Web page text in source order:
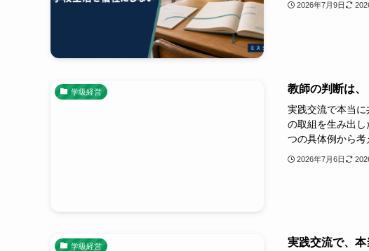
2026年7月9日
学級経営 教師の判断は
実践交流で本当
の取組を生み出
つの具体例から考
2026年7月6日
学級経営 実践交流で、